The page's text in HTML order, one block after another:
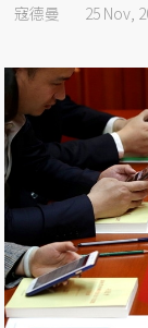
寇德曼 25 Nov,